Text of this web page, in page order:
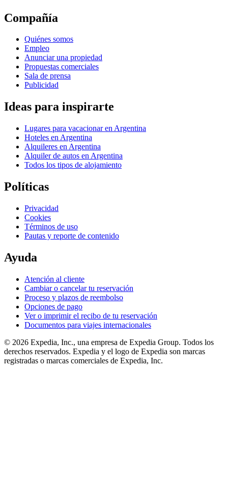
Compañía
Quiénes somos
Empleo
Anunciar una propiedad
Propuestas comerciales
Sala de prensa
Publicidad
Ideas para inspirarte
Lugares para vacacionar en Argentina
Hoteles en Argentina
Alquileres en Argentina
Alquiler de autos en Argentina
Todos los tipos de alojamiento
Políticas
Privacidad
Cookies
Términos de uso
Pautas y reporte de contenido
Ayuda
Atención al cliente
Cambiar o cancelar tu reservación
Proceso y plazos de reembolso
Opciones de pago
Ver o imprimir el recibo de tu reservación
Documentos para viajes internacionales
© 2026 Expedia, Inc., una empresa de Expedia Group. Todos los
derechos reservados. Expedia y el logo de Expedia son marcas
registradas o marcas comerciales de Expedia, Inc.